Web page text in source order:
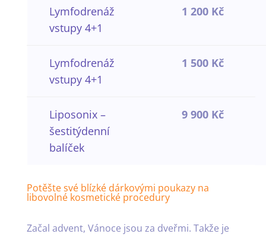
Lymfodrenáž
vstupy 4+1
1 200 Kč
Lymfodrenáž
vstupy 4+1
1 500 Kč
Liposonix –
šestitýdenní
balíček
9 900 Kč
Potěšte své blízké dárkovými poukazy na
libovolné kosmetické procedury
Začal advent, Vánoce jsou za dveřmi. Takže je